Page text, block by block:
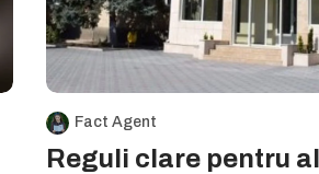
Fact Agent
Reguli clare pentru